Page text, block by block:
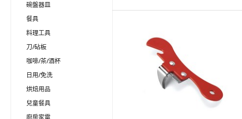
碗盤器皿
餐具
料理工具
刀/砧板
咖啡/茶/酒杯
日用/免洗
烘焙用品
兒童餐具
廚房家電